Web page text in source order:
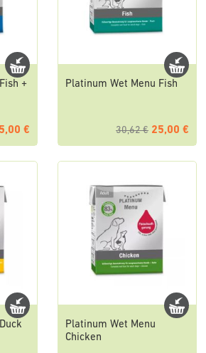
+
€
Platinum Wet Menu Fish
30,62 € 25,00 €
Platinum Wet Menu
Chicken